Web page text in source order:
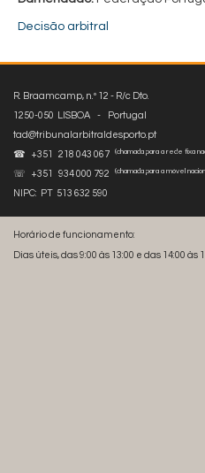
Decisão arbitral
R. Braamcamp, n.º 12 - R/c Dto.
1250-050 LISBOA - Portugal
tad@tribunalarbitraldesporto.pt
☎ +351 218 043 067
(chamada para a rede fixa
☏ +351 934 000 792 (chamada para a móvel
NIPC: PT 513 632 590
Horário de funcionamento:
Dias úteis, das 9:00 às 13:00 e das 14:00 às